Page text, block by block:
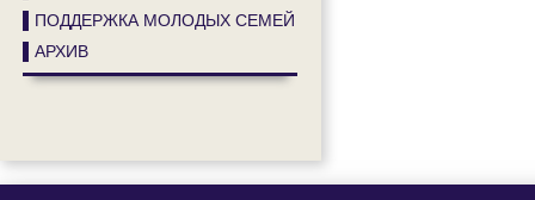
▌ПОДДЕРЖКА МОЛОДЫХ СЕМЕЙ
▌АРХИВ